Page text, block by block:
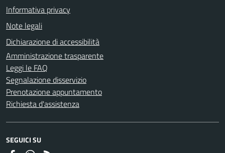
Informativa privacy
Note legali
Dichiarazione di accessibilità
Amministrazione trasparente
Leggi le FAQ
Segnalazione disservizio
Prenotazione appuntamento
Richiesta d'assistenza
SEGUICI SU